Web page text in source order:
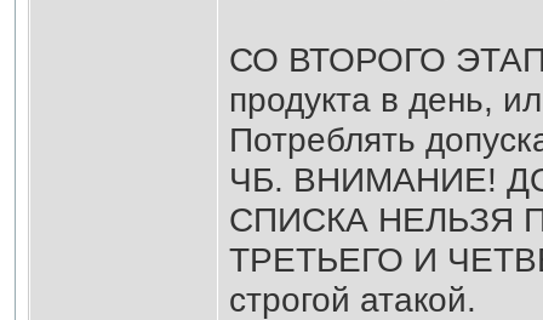
СО ВТОРОГО
продукта в день,
Потреблять
ЧБ. ВНИМАНИЕ!
СПИСКА НЕЛЬЗЯ
ТРЕТЬЕГО И
строгой атакой.